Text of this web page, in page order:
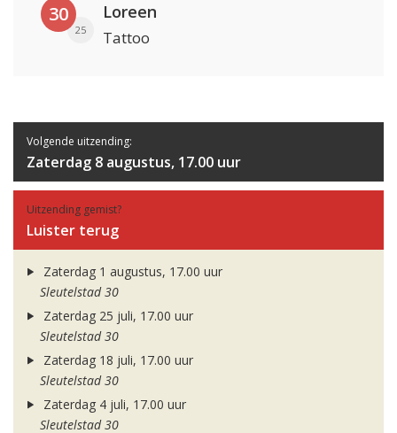
30
25
Loreen
Tattoo
Volgende uitzending:
Zaterdag 8 augustus, 17.00 uur
Uitzending gemist?
Luister terug
Zaterdag 1 augustus, 17.00 uur
Sleutelstad 30
Zaterdag 25 juli, 17.00 uur
Sleutelstad 30
Zaterdag 18 juli, 17.00 uur
Sleutelstad 30
Zaterdag 4 juli, 17.00 uur
Sleutelstad 30